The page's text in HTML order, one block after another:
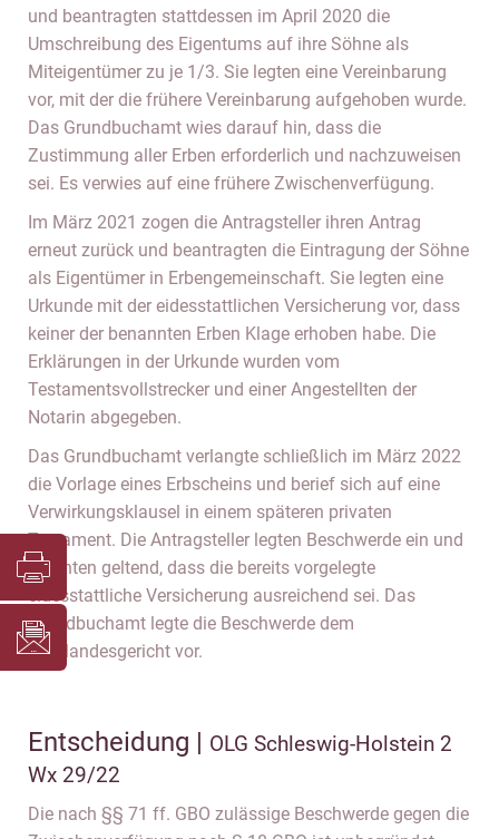
und beantragten stattdessen im April 2020 die
Umschreibung des Eigentums auf ihre Söhne als
Miteigentümer zu je 1/3. Sie legten eine Vereinbarung
vor, mit der die frühere Vereinbarung aufgehoben wurde.
Das Grundbuchamt wies darauf hin, dass die
Zustimmung aller Erben erforderlich und nachzuweisen
sei. Es verwies auf eine frühere Zwischenverfügung.
Im März 2021 zogen die Antragsteller ihren Antrag
erneut zurück und beantragten die Eintragung der Söhne
als Eigentümer in Erbengemeinschaft. Sie legten eine
Urkunde mit der eidesstattlichen Versicherung vor, dass
keiner der benannten Erben Klage erhoben habe. Die
Erklärungen in der Urkunde wurden vom
Testamentsvollstrecker und einer Angestellten der
Notarin abgegeben.
Das Grundbuchamt verlangte schließlich im März 2022
die Vorlage eines Erbscheins und berief sich auf eine
Verwirkungsklausel in einem späteren privaten
Testament. Die Antragsteller legten Beschwerde ein und
machten geltend, dass die bereits vorgelegte
eidesstattliche Versicherung ausreichend sei. Das
Grundbuchamt legte die Beschwerde dem
Oberlandesgericht vor.
Entscheidung | OLG Schleswig-Holstein 2
Wx 29/22
Die nach §§ 71 ff. GBO zulässige Beschwerde gegen die